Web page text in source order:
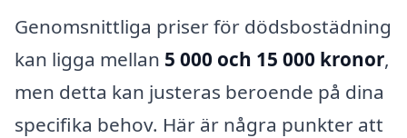
Genomsnittliga priser för dödsbostädning
kan ligga mellan 5 000 och 15 000 kronor,
men detta kan justeras beroende på dina
specifika behov. Här är några punkter att